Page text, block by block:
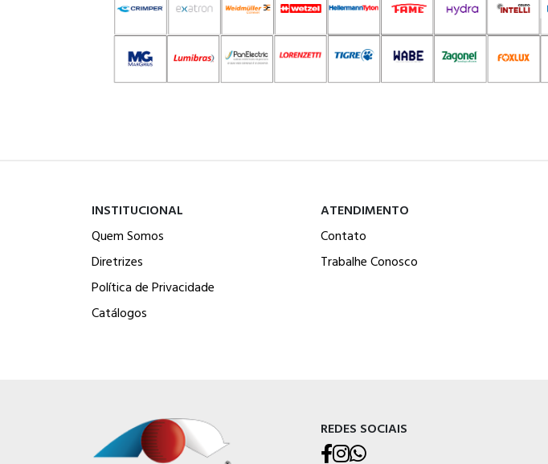
INSTITUCIONAL
Quem Somos
Diretrizes
Política de Privacidade
Catálogos
ATENDIMENTO
Contato
Trabalhe Conosco
REDES SOCIAIS